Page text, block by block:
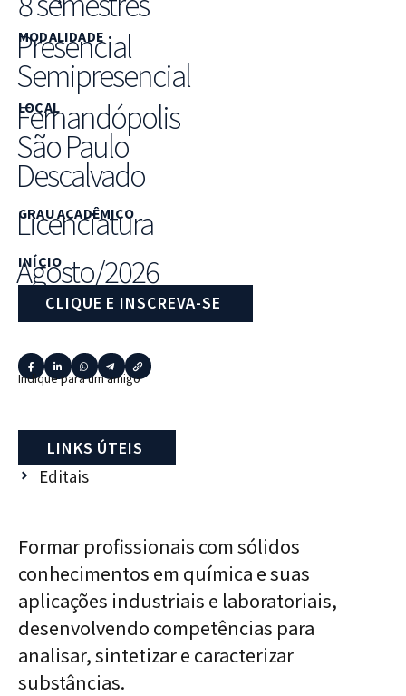
MODALIDADE
Presencial
Semipresencial
LOCAL
Fernandópolis
São Paulo
Descalvado
GRAU ACADÊMICO
Licenciatura
INÍCIO
Agosto/2026
CLIQUE E INSCREVA-SE
Indique para um amigo
LINKS ÚTEIS
Editais
Formar profissionais com sólidos
conhecimentos em química e suas
aplicações industriais e laboratoriais,
desenvolvendo competências para
analisar, sintetizar e caracterizar
substâncias.